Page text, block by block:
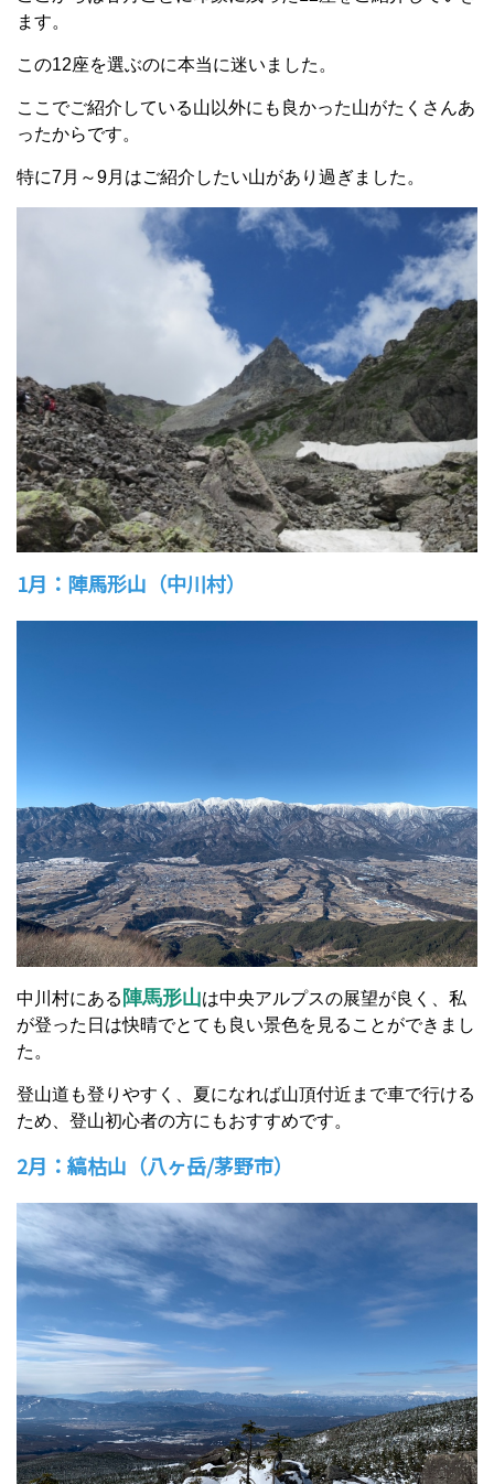
ます。
この12座を選ぶのに本当に迷いました。
ここでご紹介している山以外にも良かった山がたくさんあ
ったからです。
特に7月～9月はご紹介したい山があり過ぎました。
1月：陣馬形山（中川村）
中川村にある 陣馬形山は中央アルプスの展望が良く、私
が登った日は快晴でとても良い景色を見ることができまし
た。
登山道も登りやすく、夏になれば山頂付近まで車で行ける
ため、登山初心者の方にもおすすめです。
2月：縞枯山（八ヶ岳/茅野市）